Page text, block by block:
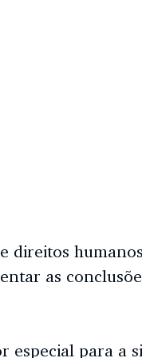
direitos
as
especial para a